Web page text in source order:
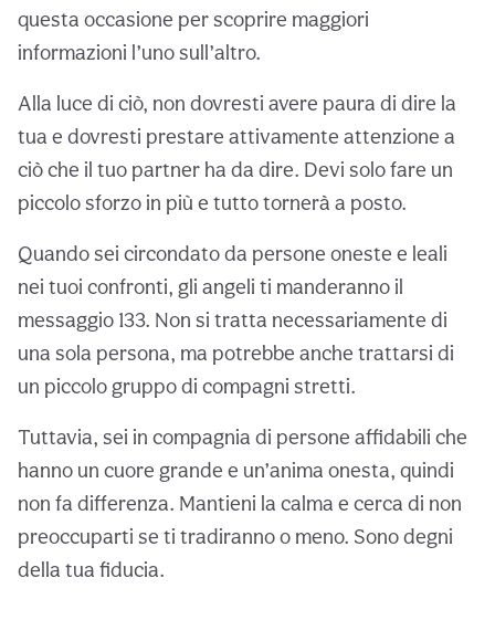
questa occasione per scoprire maggiori
informazioni l’uno sull’altro.
Alla luce di ciò, non dovresti avere paura di dire la
tua e dovresti prestare attivamente attenzione a
ciò che il tuo partner ha da dire. Devi solo fare un
piccolo sforzo in più e tutto tornerà a posto.
Quando sei circondato da persone oneste e leali
nei tuoi confronti, gli angeli ti manderanno il
messaggio 133. Non si tratta necessariamente di
una sola persona, ma potrebbe anche trattarsi di
un piccolo gruppo di compagni stretti.
Tuttavia, sei in compagnia di persone affidabili che
hanno un cuore grande e un’anima onesta, quindi
non fa differenza. Mantieni la calma e cerca di non
preoccuparti se ti tradiranno o meno. Sono degni
della tua fiducia.